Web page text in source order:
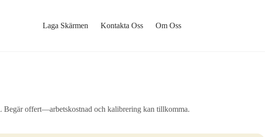
Laga Skärmen Kontakta Oss Om Oss
Begär offert—arbetskostnad och kalibrering kan tillkomma.